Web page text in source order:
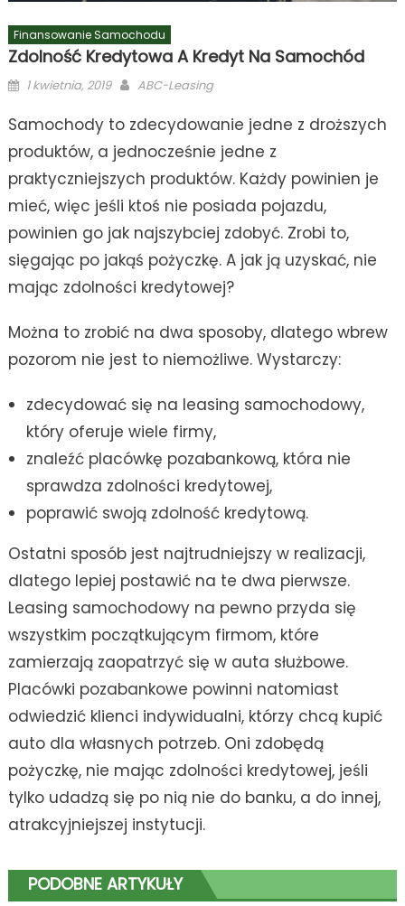
Finansowanie Samochodu
Zdolność Kredytowa A Kredyt Na Samochód
Posted
1 kwietnia, 2019 Author
ABC-Leasing
Samochody to zdecydowanie jedne z droższych
produktów, a jednocześnie jedne z
praktyczniejszych produktów. Każdy powinien je
mieć, więc jeśli ktoś nie posiada pojazdu,
powinien go jak najszybciej zdobyć. Zrobi to,
sięgając po jakąś pożyczkę. A jak ją uzyskać, nie
mając zdolności kredytowej?
Można to zrobić na dwa sposoby, dlatego wbrew
pozorom nie jest to niemożliwe. Wystarczy:
zdecydować się na leasing samochodowy,
który oferuje wiele firmy,
znaleźć placówkę pozabankową, która nie
sprawdza zdolności kredytowej,
poprawić swoją zdolność kredytową.
Ostatni sposób jest najtrudniejszy w realizacji,
dlatego lepiej postawić na te dwa pierwsze.
Leasing samochodowy na pewno przyda się
wszystkim początkującym firmom, które
zamierzają zaopatrzyć się w auta służbowe.
Placówki pozabankowe powinni natomiast
odwiedzić klienci indywidualni, którzy chcą kupić
auto dla własnych potrzeb. Oni zdobędą
pożyczkę, nie mając zdolności kredytowej, jeśli
tylko udadzą się po nią nie do banku, a do innej,
atrakcyjniejszej instytucji.
PODOBNE ARTYKUŁY